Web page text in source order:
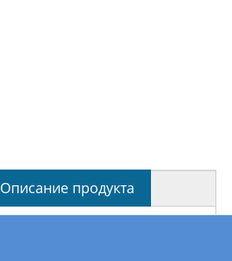
Описание продукта